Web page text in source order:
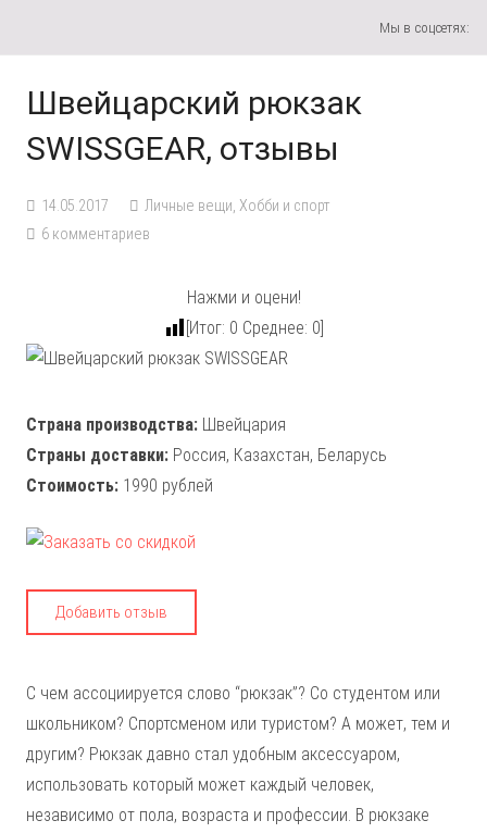
Мы в соцсетях:
Швейцарский рюкзак
SWISSGEAR, отзывы
14.05.2017 Личные вещи, Хобби и спорт
6 комментариев
Нажми и оцени!
[Итог: 0 Среднее: 0
Страна производства: Швейцария
Страны доставки: Россия, Казахстан, Беларусь
Стоимость: 1990 рублей
Добавить отзыв
С чем ассоциируется слово “рюкзак”? Со студентом или
школьником? Спортсменом или туристом? А может, тем и
другим? Рюкзак давно стал удобным аксессуаром,
использовать который может каждый человек,
независимо от пола, возраста и профессии. В рюкзаке